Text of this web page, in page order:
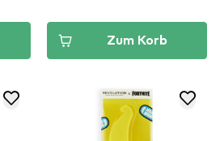
Zum Korb